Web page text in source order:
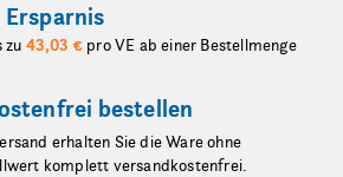
zu 43,03 € pro VE ab einer Bestellmenge
bestellen
erhalten Sie die Ware ohne
komplett versandkostenfrei.